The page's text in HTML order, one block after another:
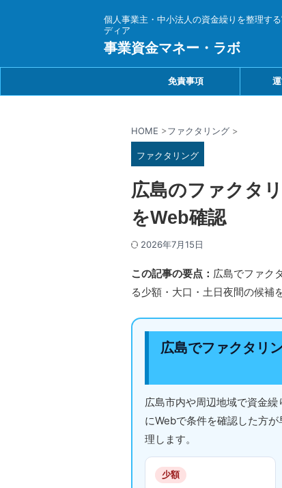
個人事業主・中小法人の資金繰りを整理す
ディア
事業資金マネー・ラボ
免責事項
HOME >ファクタリング >
ファクタリング
広島のファクタ
をWeb確認
2026年7月15日
この記事の要点： 広島でファク
る少額・大口・土日夜間の候補
広島でファクタリ
広島市内や周辺地域で資金
にWebで条件を確認した方
理します。
少額